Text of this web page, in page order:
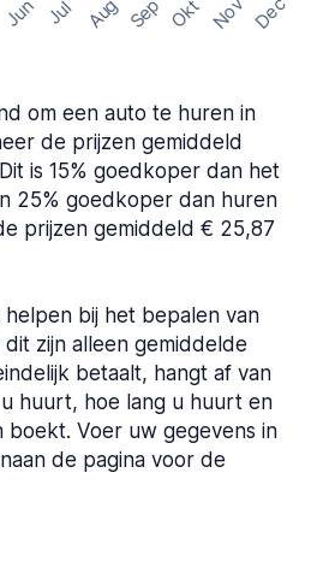
Jun Jul Aug Sep Okt Nov Dec
om een auto te huren in
de prijzen gemiddeld
is 15% goedkoper dan het
25% goedkoper dan huren
prijzen gemiddeld € 25,87
helpen bij het bepalen van
dit zijn alleen gemiddelde
betaalt, hangt af van
huurt, hoe lang u huurt en
boekt. Voer uw gegevens in
de pagina voor de